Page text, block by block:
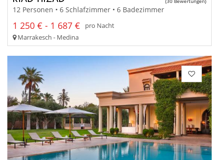
12 Personen • 6 Schlafzimmer • 6 Badezimmer
1 250 € - 1 687 €
pro Nacht
Marrakesch - Medina